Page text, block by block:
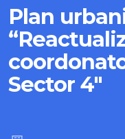
Plan
Sector 4″